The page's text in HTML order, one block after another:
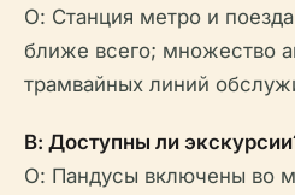
О: Станция метро и
ближе всего; множество
трамвайных линий
В: Доступны ли
О: Пандусы включены во